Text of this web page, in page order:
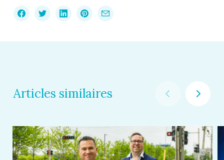
Articles similaires